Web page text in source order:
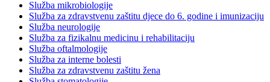
Služba mikrobiologije
Služba za zdravstvenu zaštitu djece do 6. godine i imunizaciju
Služba neurologije
Služba za fizikalnu medicinu i rehabilitaciju
Služba oftalmologije
Služba za interne bolesti
Služba za zdravstvenu zaštitu žena